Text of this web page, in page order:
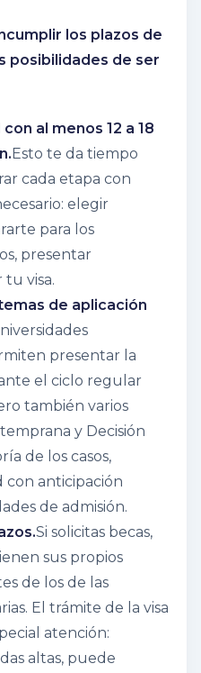
los plazos de
posibilidades de ser
al menos 12 a 18
Esto te da tiempo
cada etapa con
elegir
para los
presentar
visa.
de aplicación
presentar la
el ciclo regular
también varios
y Decisión
de los casos,
con anticipación
de admisión.
Si solicitas becas,
sus propios
de los de las
El trámite de la visa
atención:
altas, puede